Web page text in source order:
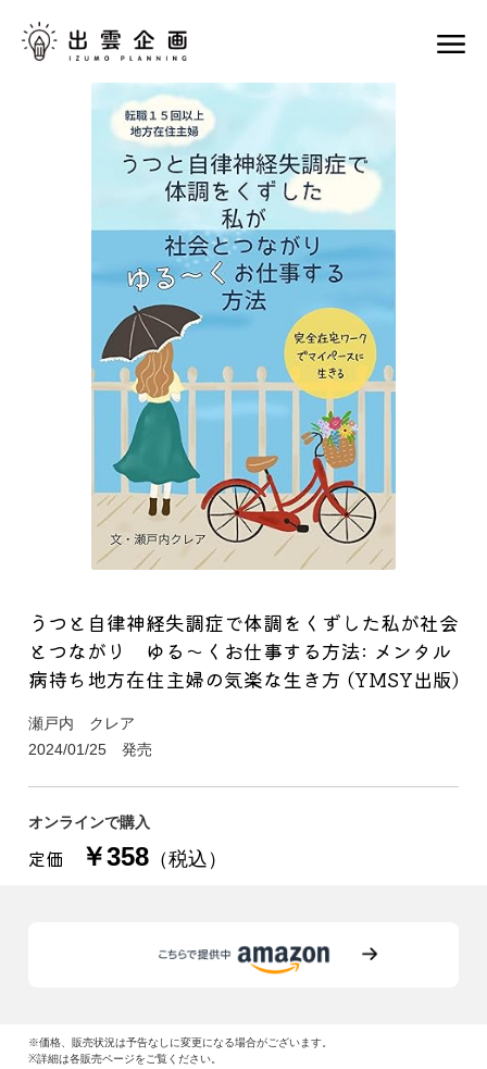
うつと自律神経失調症で体調をくずした私が社会
とつながり ゆる～くお仕事する方法: メンタル
病持ち地方在住主婦の気楽な生き方 (YMSY出版)
瀬戸内 クレア
2024/01/25 発売
オンラインで購入
定価 ￥358 （税込）
※価格、販売状況は予告なしに変更になる場合がございます。
※詳細は各販売ページをご覧ください。